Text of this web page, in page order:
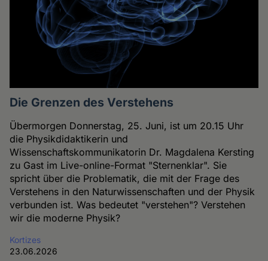
Die Grenzen des Verstehens
Übermorgen Donnerstag, 25. Juni, ist um 20.15 Uhr
die Physikdidaktikerin und
Wissenschaftskommunikatorin Dr. Magdalena Kersting
zu Gast im Live-online-Format "Sternenklar". Sie
spricht über die Problematik, die mit der Frage des
Verstehens in den Naturwissenschaften und der Physik
verbunden ist. Was bedeutet "verstehen"? Verstehen
wir die moderne Physik?
Kortizes
23.06.2026